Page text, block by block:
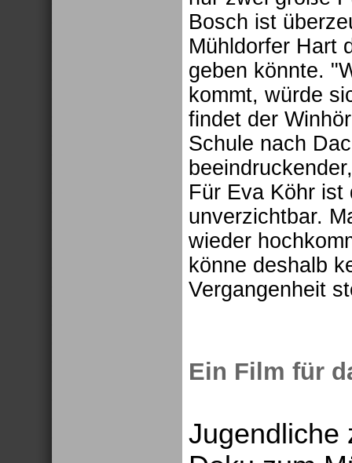
Bosch ist
Mühldorfer Hart
geben könnte.
kommt, würde
findet der
Schule nach
Für Eva Köhr
unverzichtbar.
wieder
könne deshalb
Vergangenheit
Ein Film für
Jugendliche